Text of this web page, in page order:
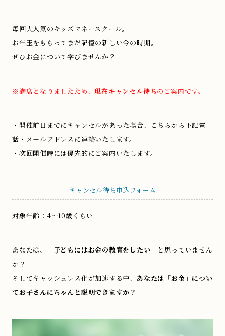
毎回大人気のキッズマネースクール。
お年玉をもらってまだ記憶の新しい今の時期。
ぜひお金について学びませんか？
※満席となりましたため、現在キャンセル待ちのご案内です。
・開催前日までにキャンセルがあった場合、こちらから下記電
話・メールアドレスに連絡いたします。
・次回開催時には優先的にご案内いたします。
キャンセル待ち申込フォーム
対象年齢：4～10歳くらい
あなたは、 「子どもにはお金の教育をしたい」 と思っていません
か？
そしてキャッシュレス化が加速する中、 あなたは「お金」につい
てお子さんにちゃんと説明できますか？